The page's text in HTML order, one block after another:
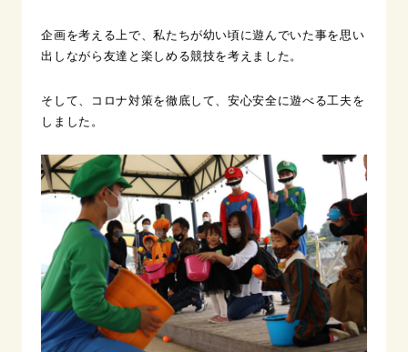
企画を考える上で、私たちが幼い頃に遊んでいた事を思い
出しながら友達と楽しめる競技を考えました。
そして、コロナ対策を徹底して、安心安全に遊べる工夫を
しました。